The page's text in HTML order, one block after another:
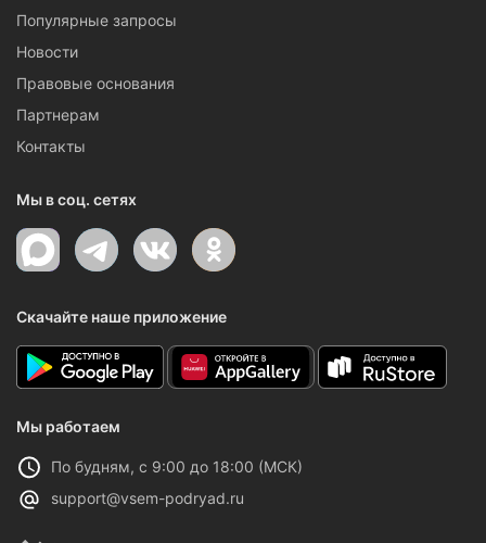
Популярные запросы
Новости
Правовые основания
Партнерам
Контакты
Мы в соц. сетях
Скачайте наше приложение
Мы работаем
По будням, с 9:00 до 18:00 (МСК)
support@vsem-podryad.ru